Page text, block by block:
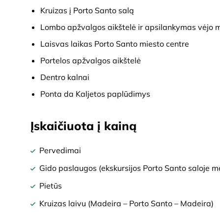
Kruizas į Porto Santo salą
Lombo apžvalgos aikštelė ir apsilankymas vėjo
Laisvas laikas Porto Santo miesto centre
Portelos apžvalgos aikštelė
Dentro kalnai
Ponta da Kaljetos paplūdimys
Įskaičiuota į kainą
Pervedimai
Gido paslaugos (ekskursijos Porto Santo saloje
Pietūs
Kruizas laivu (Madeira – Porto Santo – Madeira)